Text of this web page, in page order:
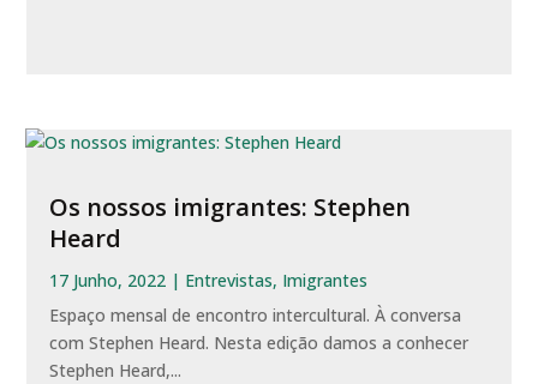
Os nossos imigrantes: Stephen
Heard
17 Junho, 2022 | Entrevistas, Imigrantes
Espaço mensal de encontro intercultural. À conversa
com Stephen Heard. Nesta edição damos a conhecer
Stephen Heard,...